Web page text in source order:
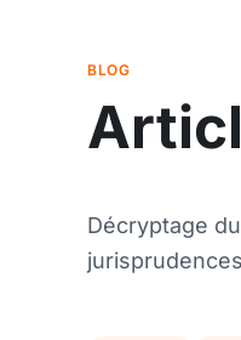
BLOG
Décryptage